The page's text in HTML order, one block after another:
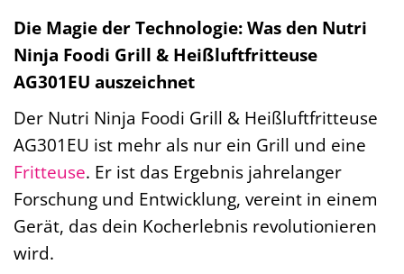
Die Magie der Technologie: Was den Nutri
Ninja Foodi Grill & Heißluftfritteuse
AG301EU auszeichnet
Der Nutri Ninja Foodi Grill & Heißluftfritteuse
AG301EU ist mehr als nur ein Grill und eine
Fritteuse. Er ist das Ergebnis jahrelanger
Forschung und Entwicklung, vereint in einem
Gerät, das dein Kocherlebnis revolutionieren
wird.